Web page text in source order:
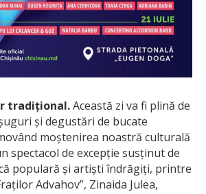
tradițional.Această zi va fi plină de
și degustări de bucate
moștenirea noastră culturală
spectacol de excepție susținut de
populară și artiști îndrăgiți, printre
Advahov”, Zinaida Julea,